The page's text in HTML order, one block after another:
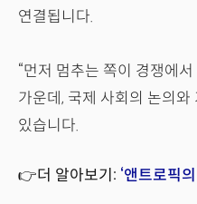
연결됩니다.
“먼저 멈추는 쪽이 경쟁에
가운데, 국제 사회의 논의
있습니다.
👉더 알아보기: ‘앤트로픽